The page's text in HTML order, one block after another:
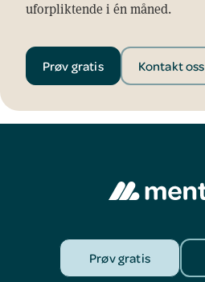
uforpliktende i én måned.
Prøv gratis Kontakt oss
Prøv gratis